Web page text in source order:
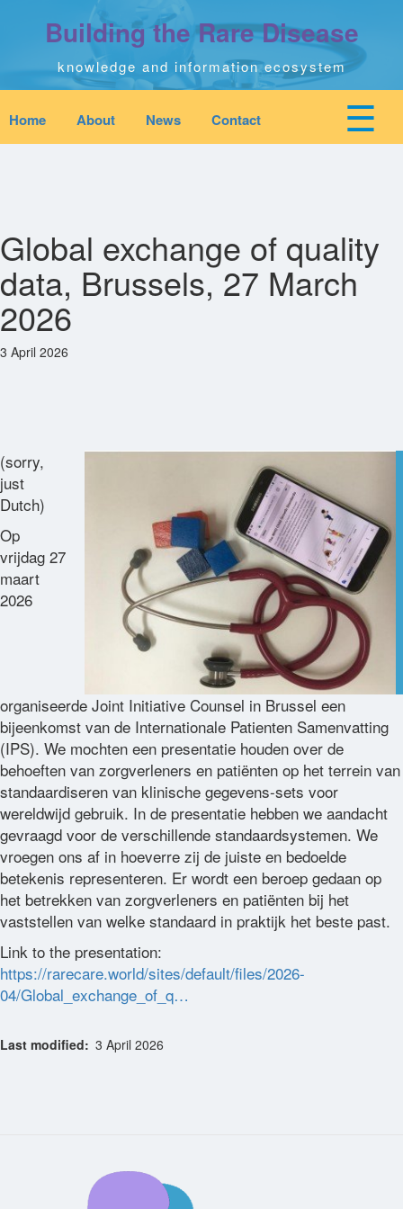
Building the Rare Disease
knowledge and information ecosystem
Mobile
menu
Home About News Contact ☰
Main
Search
Who We Are
Contact
Global exchange of quality
data, Brussels, 27 March
2026
3 April 2026
(sorry,
just
Dutch)
Op
vrijdag 27
maart
2026
organiseerde Joint Initiative Counsel in Brussel een
bijeenkomst van de Internationale Patienten Samenvatting
(IPS). We mochten een presentatie houden over de
behoeften van zorgverleners en patiënten op het terrein van
standaardiseren van klinische gegevens-sets voor
wereldwijd gebruik. In de presentatie hebben we aandacht
gevraagd voor de verschillende standaardsystemen. We
vroegen ons af in hoeverre zij de juiste en bedoelde
betekenis representeren. Er wordt een beroep gedaan op
het betrekken van zorgverleners en patiënten bij het
vaststellen van welke standaard in praktijk het beste past.
Link to the presentation:
https://rarecare.world/sites/default/files/2026-
04/Global_exchange_of_q…
Last modified 3 April 2026